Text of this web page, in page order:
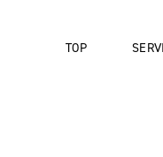
TOP